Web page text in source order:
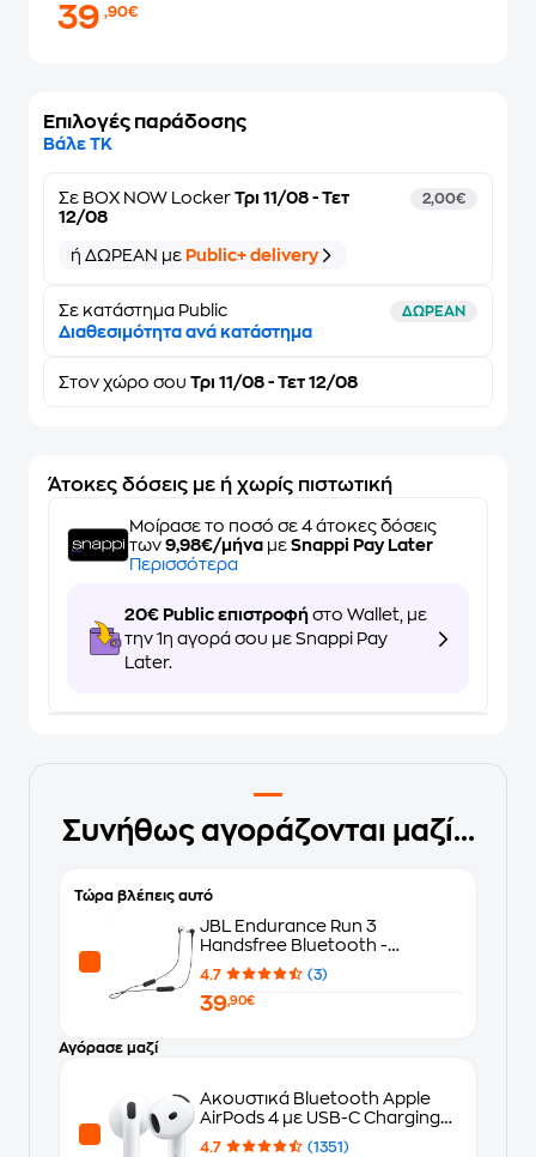
39,90€
Επιλογές παράδοσης
Βάλε ΤΚ
Σε BOX NOW Locker Τρι 11/08 - Τετ
12/08
2,00€
ή ΔΩΡΕΑΝ με Public+ delivery
Σε κατάστημα Public ΔΩΡΕΑΝ
Διαθεσιμότητα ανά κατάστημα
Στον χώρο σου Τρι 11/08 - Τετ 12/08
Άτοκες δόσεις με ή χωρίς πιστωτική
Μοίρασε το ποσό σε 4 άτοκες δόσεις
των 9,98€/μήνα με Snappi Pay Later
Περισσότερα
20€ Public επιστροφή στο Wallet, με
την 1η αγορά σου με Snappi Pay
Later.
Συνήθως αγοράζονται μαζί...
Τώρα βλέπεις αυτό
JBL Endurance Run 3
Handsfree Bluetooth -
Black/Grey
4.7 (3)
39,90€
Αγόρασε μαζί
Ακουστικά Bluetooth Apple
AirPods 4 με USB-C Charging
Case - White
4.7 (1351)